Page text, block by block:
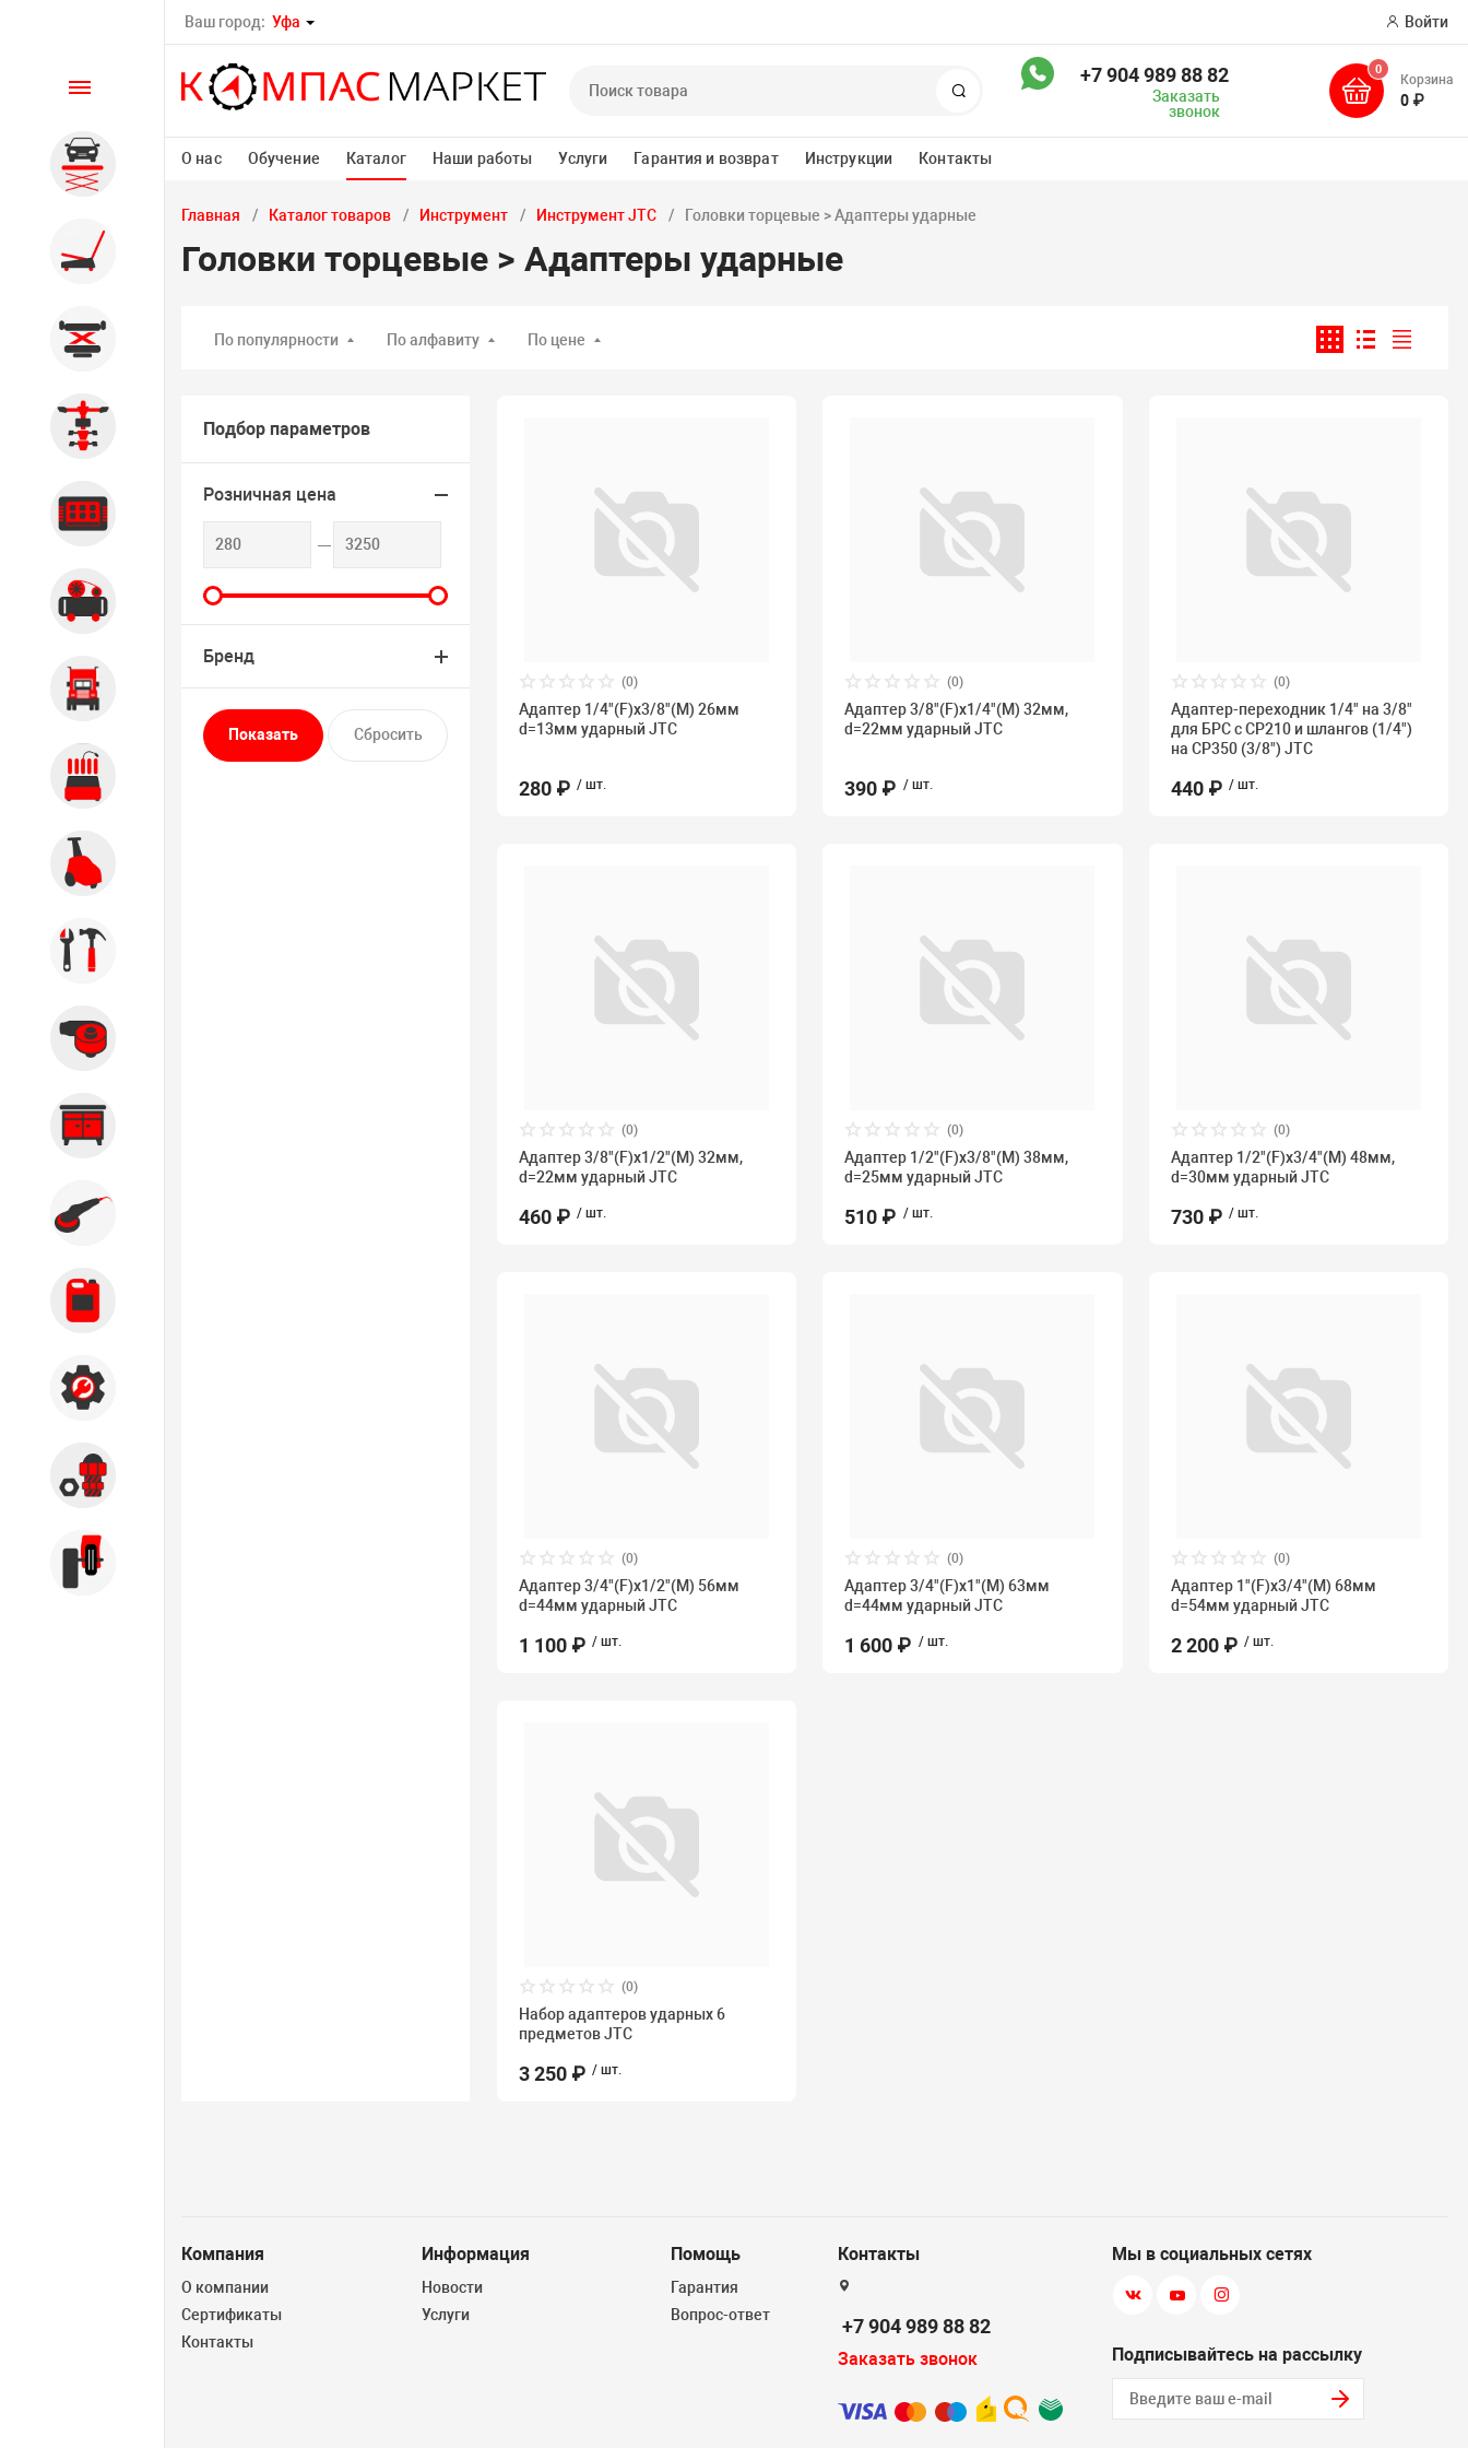
Ваш город: Уфа Войти
Поиск
+7 904 989 88 82
Заказать
звонок
0
Корзина
0 ₽
О нас Обучение Каталог Наши работы Услуги Гарантия и возврат Инструкции Контакты
Каталог
Автомобильные подъемники
оборудование
Общегаражное
Стенды сход-развал
Компрессорное оборудование
Грузовое оборудование
Обслуживание систем и
Главная Каталог товаров Инструмент Инструмент JTC Головки торцевые > Адаптеры ударные
Головки торцевые > Адаптеры ударные
По популярности По алфавиту По цене
Подбор параметров
Розничная цена
Бренд
(0)
Адаптер 1/4"(F)х3/8"(М) 26мм
d=13мм ударный JTC
280 ₽ / шт.
(0)
Адаптер 3/8"(F)х1/4"(М) 32мм,
d=22мм ударный JTC
390 ₽ / шт.
(0)
Адаптер-переходник 1/4" на 3/8"
для БРС с CP210 и шлангов (1/4")
на CP350 (3/8") JTC
440 ₽ / шт.
(0)
Адаптер 3/8"(F)х1/2"(М) 32мм,
d=22мм ударный JTC
460 ₽ / шт.
(0)
Адаптер 1/2"(F)х3/8"(М) 38мм,
d=25мм ударный JTC
510 ₽ / шт.
(0)
Адаптер 1/2"(F)х3/4"(М) 48мм,
d=30мм ударный JTC
730 ₽ / шт.
(0)
Адаптер 3/4"(F)х1/2"(M) 56мм
d=44мм ударный JTC
1 100 ₽ / шт.
(0)
Адаптер 3/4"(F)х1"(M) 63мм
d=44мм ударный JTC
1 600 ₽ / шт.
(0)
Адаптер 1"(F)х3/4"(M) 68мм
d=54мм ударный JTC
2 200 ₽ / шт.
(0)
Набор адаптеров ударных 6
предметов JTC
3 250 ₽ / шт.
Компания
О компании
Сертификаты
Контакты
Информация
Новости
Услуги
Помощь
Гарантия
Вопрос-ответ
Контакты
+7 904 989 88 82
Заказать звонок
Мы в социальных сетях
Подписывайтесь на рассылку